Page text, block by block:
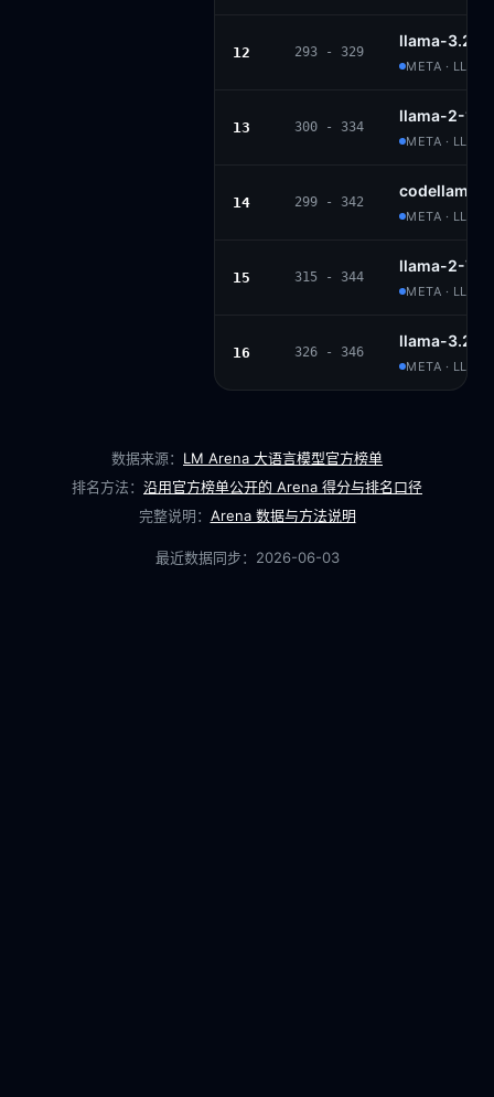
12 293 - 329
llama-3.2-
META ·
13 300 - 334
llama-2-
META ·
14 299 - 342
codellama-
META ·
15 315 - 344
llama-2-
META ·
16 326 - 346
llama-3.2-
META ·
数据来源： LM Arena 大语言模型官方榜单
排名方法： 沿用官方榜单公开的 Arena 得分与排名口径
完整说明： Arena 数据与方法说明
最近数据同步： 2026-06-03